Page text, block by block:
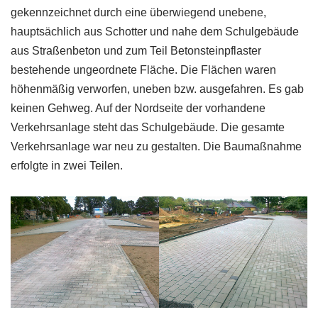
gekennzeichnet durch eine überwiegend unebene,
hauptsächlich aus Schotter und nahe dem Schulgebäude
aus Straßenbeton und zum Teil Betonsteinpflaster
bestehende ungeordnete Fläche. Die Flächen waren
höhenmäßig verworfen, uneben bzw. ausgefahren. Es gab
keinen Gehweg. Auf der Nordseite der vorhandene
Verkehrsanlage steht das Schulgebäude. Die gesamte
Verkehrsanlage war neu zu gestalten. Die Baumaßnahme
erfolgte in zwei Teilen.